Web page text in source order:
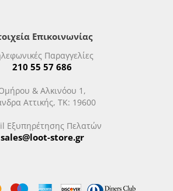
Επικοινωνίας
Παραγγελίες
210 55 57 686
& Αλκινόου 1,
Αττικής, ΤΚ: 19600
Εξυπηρέτησης Πελατών
sales@loot-store.gr